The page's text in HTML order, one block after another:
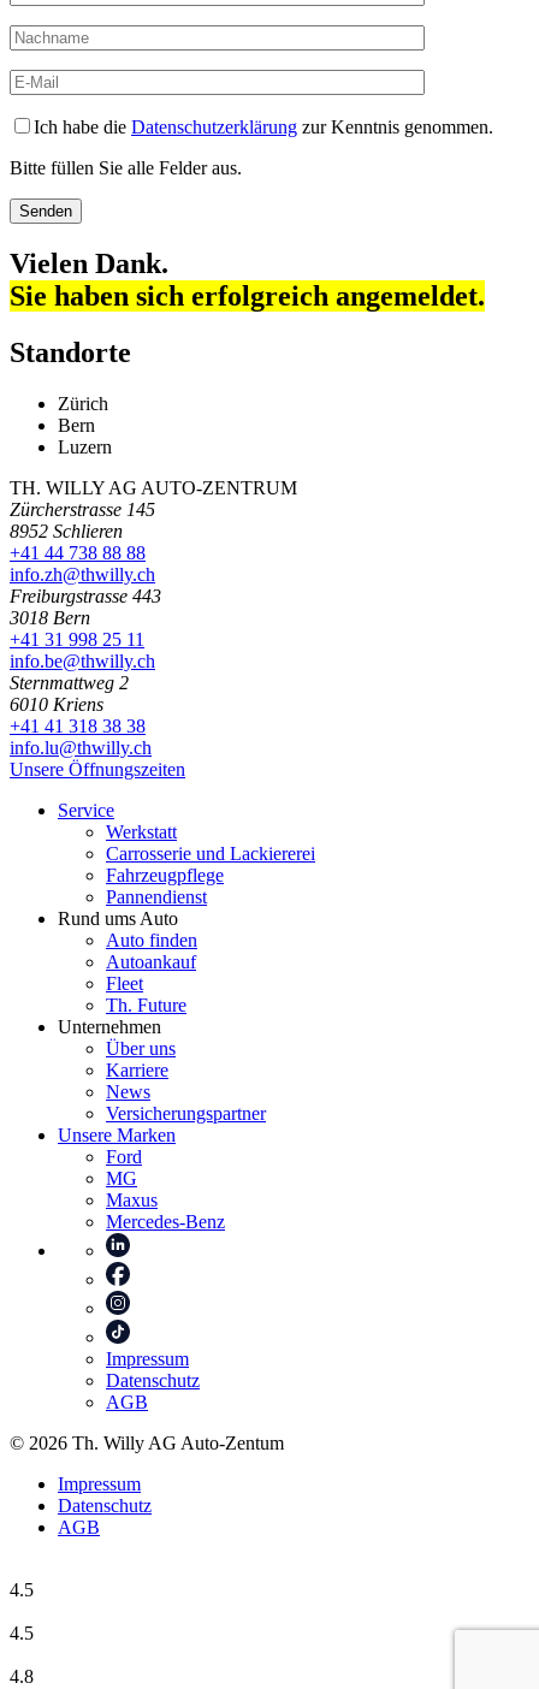
Ich habe die Datenschutzerklärung zur Kenntnis genommen.
Bitte füllen Sie alle Felder aus.
Vielen Dank.
Sie haben sich erfolgreich angemeldet.
Standorte
Zürich
Bern
Luzern
TH. WILLY AG AUTO-ZENTRUM
Zürcherstrasse 145
8952 Schlieren
+41 44 738 88 88
info.zh@thwilly.ch
Freiburgstrasse 443
3018 Bern
+41 31 998 25 11
info.be@thwilly.ch
Sternmattweg 2
6010 Kriens
+41 41 318 38 38
info.lu@thwilly.ch
Unsere Öffnungszeiten
Service
Werkstatt
Carrosserie und Lackiererei
Fahrzeugpflege
Pannendienst
Rund ums Auto
Auto finden
Autoankauf
Fleet
Th. Future
Unternehmen
Über uns
Karriere
News
Versicherungspartner
Unsere Marken
Ford
MG
Maxus
Mercedes-Benz
Impressum
Datenschutz
AGB
© 2026 Th. Willy AG Auto-Zentum
Impressum
Datenschutz
AGB
4.5
4.5
4.8